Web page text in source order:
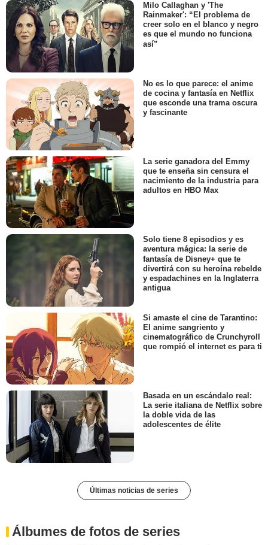
Milo Callaghan y 'The
Rainmaker': “El problema de
creer solo en el blanco y negro
es que el mundo no funciona
así”
No es lo que parece: el anime
de cocina y fantasía en Netflix
que esconde una trama oscura
y fascinante
La serie ganadora del Emmy
que te enseña sin censura el
nacimiento de la industria para
adultos en HBO Max
Solo tiene 8 episodios y es
aventura mágica: la serie de
fantasía de Disney+ que te
divertirá con su heroína rebelde
y espadachines en la Inglaterra
antigua
Si amaste el cine de Tarantino:
El anime sangriento y
cinematográfico de Crunchyroll
que rompió el internet es para ti
Basada en un escándalo real:
La serie italiana de Netflix sobre
la doble vida de las
adolescentes de élite
Últimas noticias de series
Álbumes de fotos de series